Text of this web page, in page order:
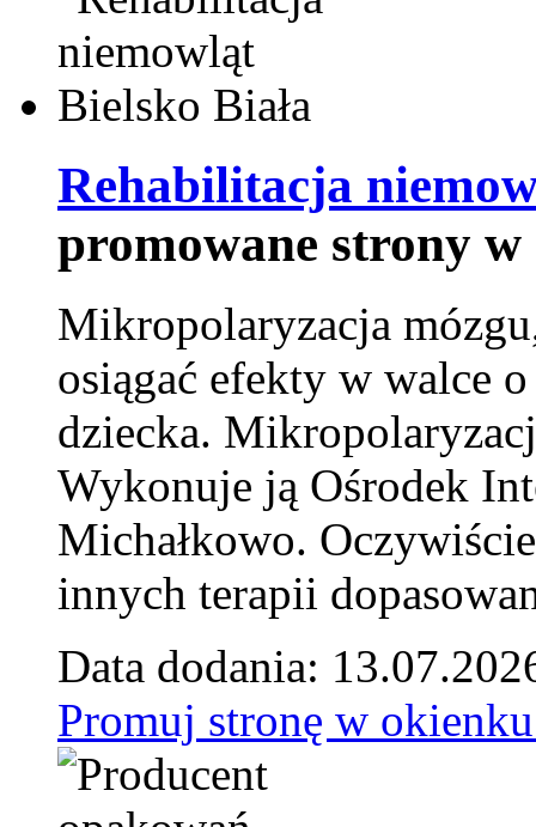
Rehabilitacja
promowane strony
Mikropolaryzacja
osiągać efekty w walce
dziecka.
Wykonuje ją Ośrodek
Michałkowo.
innych terapii
Data dodania:
Promuj stronę w